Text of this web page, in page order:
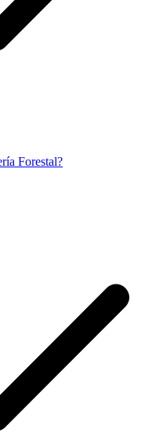
Forestal?